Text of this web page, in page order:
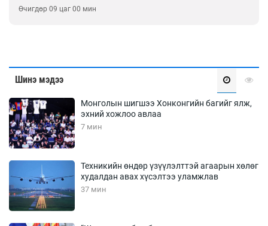
Өчигдөр 09 цаг 00 мин
Шинэ мэдээ
Монголын шигшээ Хонконгийн багийг ялж,
эхний хожлоо авлаа
7 мин
Техникийн өндөр үзүүлэлттэй агаарын хөлөг
худалдан авах хүсэлтээ уламжлав
37 мин